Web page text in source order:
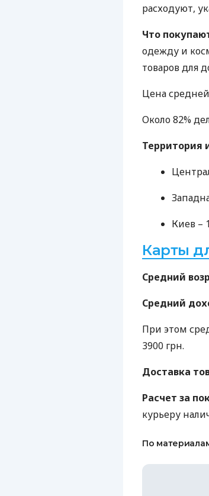
расходуют,
Что
одежду и
товаров для
Цена
Около 82%
Территория
Киев –
Карты
Средний
Средний
При этом
3900 грн.
Доставка
Расчет за
курьеру
По